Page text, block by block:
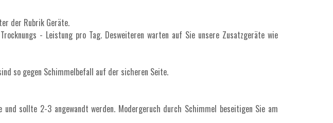
der Rubrik Geräte.
- Leistung pro Tag. Desweiteren warten auf Sie unsere Zusatzgeräte wie
so gegen Schimmelbefall auf der sicheren Seite.
sollte 2-3 angewandt werden. Modergeruch durch Schimmel beseitigen Sie am